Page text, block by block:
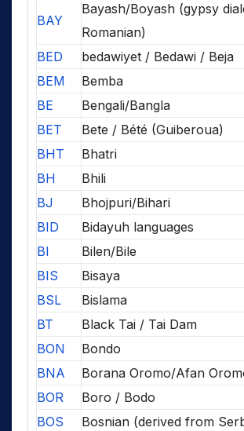
BAY
Bayash/Boyash (gypsy
Romanian)
BED
bedawiyet / Bedawi / Beja
BEM
Bemba
BE
Bengali/Bangla
BET
Bete / Bété (Guiberoua)
BHT
Bhatri
BH
Bhili
BJ
Bhojpuri/Bihari
BID
Bidayuh languages
BI
Bilen/Bile
BIS
Bisaya
BSL
Bislama
BT
Black Tai / Tai Dam
BON
Bondo
BNA
Borana Oromo/Afan
BOR
Boro / Bodo
BOS
Bosnian (derived from